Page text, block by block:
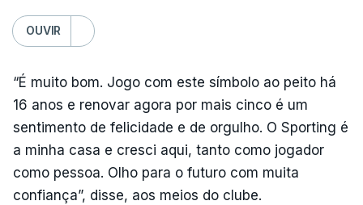
OUVIR
“É muito bom. Jogo com este símbolo ao peito há
16 anos e renovar agora por mais cinco é um
sentimento de felicidade e de orgulho. O Sporting é
a minha casa e cresci aqui, tanto como jogador
como pessoa. Olho para o futuro com muita
confiança”, disse, aos meios do clube.